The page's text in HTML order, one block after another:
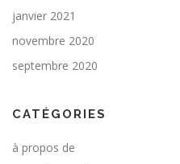
janvier 2021
novembre 2020
septembre 2020
CATÉGORIES
à propos de